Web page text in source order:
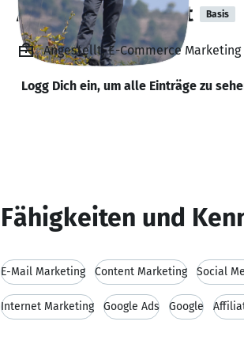
Amit Singh Rawat Basis
Angestellt, E-Commerce Marketing
Logg Dich ein, um alle Einträge zu
Fähigkeiten und
E-Mail Marketing Content Marketing Social
Internet Marketing Google Ads Google